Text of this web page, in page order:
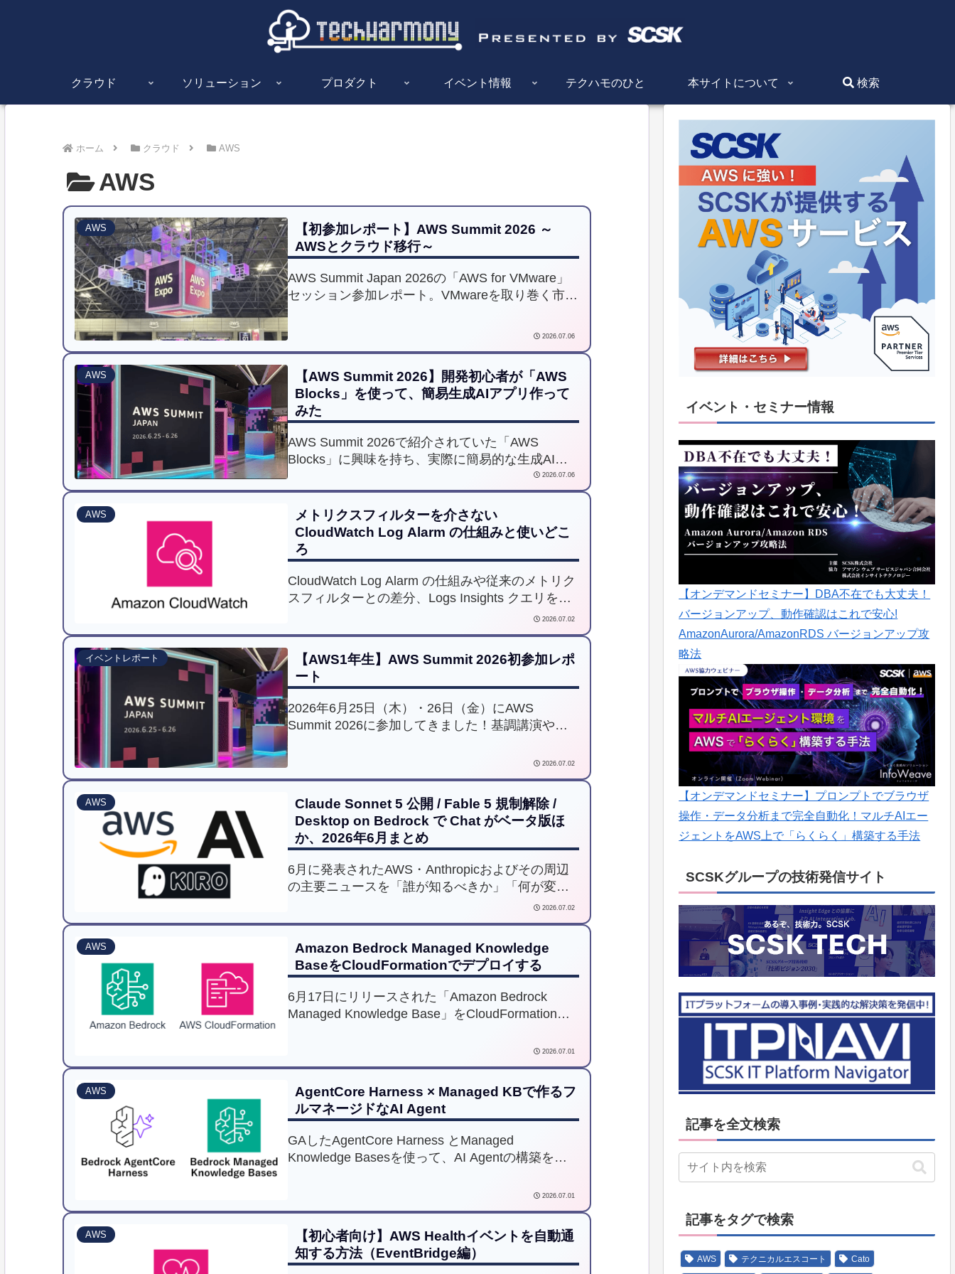
クラウド ソリューション プロダクト イベント情報 テクハモのひと 本サイトについて 検索
ホーム クラウド AWS
AWS
AWS
【初参加レポート】AWS Summit 2026 ～
AWSとクラウド移行～
AWS Summit Japan 2026の「AWS for VMware」
セッション参加レポート。VMwareを取り巻く市場
環境の変化や、企業がAWS移行を検討する背景を
解説するとともに、AWSが提案する5つの移行パ
Containerization、Refactor）を初学者視点で分か
りやすく紹介します。
2026.07.06
AWS
【AWS Summit 2026】開発初心者が「AWS
Blocks」を使って、簡易生成AIアプリ作って
みた
AWS Summit 2026で紹介されていた「AWS
Blocks」に興味を持ち、実際に簡易的な生成AIチ
ャットボットを作成してみました。本記事では、
セッションを通じて知ったAWS Blocksの特徴や魅
力に加え、開発初心者の視点で実際に触ってみて
感じたことや気づきをお伝えします。
2026.07.06
AWS
メトリクスフィルターを介さない
CloudWatch Log Alarm の仕組みと使いどこ
ろ
CloudWatch Log Alarm の仕組みや従来のメトリク
スフィルターとの差分、Logs Insights クエリを使
ったログ監視、通知や権限設定の注意点を解説し
ます。
2026.07.02
イベントレポート
【AWS1年生】AWS Summit 2026初参加レポ
ート
2026年6月25日（木）・26日（金）にAWS
Summit 2026に参加してきました！基調講演や展
示ブース、様々なセッションを通して感じた学び
や気づきを、駆け出しエンジニア目線でレポート
します。
2026.07.02
AWS
Claude Sonnet 5 公開 / Fable 5 規制解除 /
Desktop on Bedrock で Chat がベータ版ほ
か、2026年6月まとめ
6月に発表されたAWS・Anthropicおよびその周辺
の主要ニュースを「誰が知るべきか」「何が変わ
るのか」の観点で、Kiroに整理してもらいまし
た。
2026.07.02
AWS
Amazon Bedrock Managed Knowledge
BaseをCloudFormationでデプロイする
6月17日にリリースされた「Amazon Bedrock
Managed Knowledge Base」をCloudFormationで
2026.07.01
AWS
AgentCore Harness × Managed KBで作るフ
ルマネージドなAI Agent
GAしたAgentCore Harness とManaged
Knowledge Basesを使って、AI Agentの構築を行
手軽に、AI AgentをAWS環境へデプロイできるこ
とを伝えていきます。
2026.07.01
AWS
【初心者向け】AWS Healthイベントを自動通
知する方法（EventBridge編）
イベント・セミナー情報
【オンデマンドセミナー】DBA不在でも大丈夫！
バージョンアップ、動作確認はこれで安心!
AmazonAurora/AmazonRDS バージョンアップ攻
略法
【オンデマンドセミナー】プロンプトでブラウザ
操作・データ分析まで完全自動化！マルチAIエー
ジェントをAWS上で「らくらく」構築する手法
SCSKグループの技術発信サイト
記事を全文検索
記事をタグで検索
AWS テクニカルエスコート Cato